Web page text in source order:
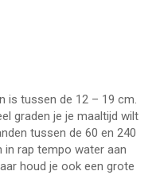
is tussen de 12 – 19 cm.
graden je je maaltijd wilt
tussen de 60 en 240
in rap tempo water aan
houd je ook een grote